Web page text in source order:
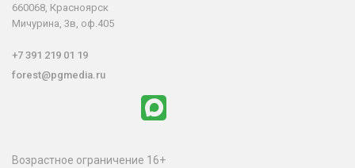
660068, Красноярск
Мичурина, 3в, оф.405
+7 391 219 01 19
forest@pgmedia.ru
Возрастное ограничение 16+